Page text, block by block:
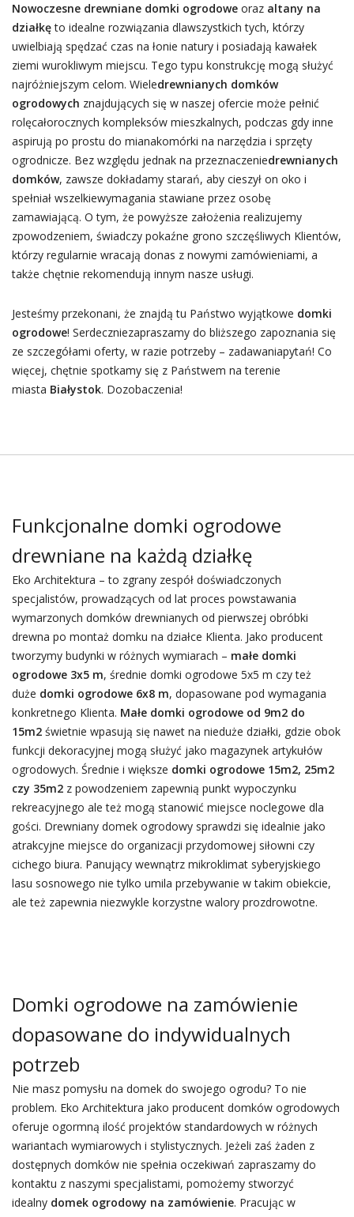
Nowoczesne drewniane domki ogrodoweoraz altany na
działkęto idealne rozwiązania dlawszystkich tych, którzy
uwielbiają spędzać czas na łonie natury i posiadają kawałek
ziemi wurokliwym miejscu. Tego typu konstrukcję mogą służyć
najróżniejszym celom. Wieledrewnianych domków
ogrodowych znajdujących się w naszej ofercie może pełnić
rolęcałorocznych kompleksów mieszkalnych, podczas gdy inne
aspirują po prostu do mianakomórki na narzędzia i sprzęty
ogrodnicze. Bez względu jednak na przeznaczeniedrewnianych
domków, zawsze dokładamy starań, aby cieszył on oko i
spełniał wszelkiewymagania stawiane przez osobę
zamawiającą. O tym, że powyższe założenia realizujemy
zpowodzeniem, świadczy pokaźne grono szczęśliwych Klientów,
którzy regularnie wracają donas z nowymi zamówieniami, a
także chętnie rekomendują innym nasze usługi.
Jesteśmy przekonani, że znajdą tu Państwo wyjątkowe domki
ogrodowe! Serdeczniezapraszamy do bliższego zapoznania się
ze szczegółami oferty, w razie potrzeby – zadawaniapytań! Co
więcej, chętnie spotkamy się z Państwem na terenie
miasta Białystok. Dozobaczenia!
Funkcjonalne domki ogrodowe
drewniane na każdą działkę
Eko Architektura – to zgrany zespół doświadczonych
specjalistów, prowadzących od lat proces powstawania
wymarzonych domków drewnianych od pierwszej obróbki
drewna po montaż domku na działce Klienta. Jako producent
tworzymy budynki w różnych wymiarach – małe domki
ogrodowe 3x5 m, średnie domki ogrodowe 5x5 m czy też
duże domki ogrodowe 6x8 m, dopasowane pod wymagania
konkretnego Klienta. Małe domki ogrodowe od 9m2 do
15m2świetnie wpasują się nawet na nieduże działki, gdzie obok
funkcji dekoracyjnej mogą służyć jako magazynek artykułów
ogrodowych. Średnie i większe domki ogrodowe 15m2, 25m2
czy 35m2z powodzeniem zapewnią punkt wypoczynku
rekreacyjnego ale też mogą stanowić miejsce noclegowe dla
gości. Drewniany domek ogrodowy sprawdzi się idealnie jako
atrakcyjne miejsce do organizacji przydomowej siłowni czy
cichego biura. Panujący wewnątrz mikroklimat syberyjskiego
lasu sosnowego nie tylko umila przebywanie w takim obiekcie,
ale też zapewnia niezwykle korzystne walory prozdrowotne.
Domki ogrodowe na zamówienie
dopasowane do indywidualnych
potrzeb
Nie masz pomysłu na domek do swojego ogrodu? To nie
problem. Eko Architektura jako producent domków ogrodowych
oferuje ogormną ilość projektów standardowych w różnych
wariantach wymiarowych i stylistycznych. Jeżeli zaś żaden z
dostępnych domków nie spełnia oczekiwań zapraszamy do
kontaktu z naszymi specjalistami, pomożemy stworzyć
idealny domek ogrodowy na zamówienie. Pracując w